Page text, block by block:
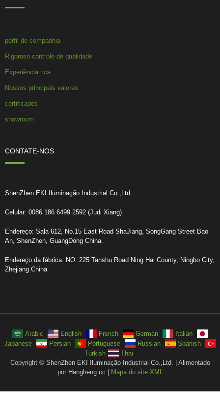
perfil de companhia
Rigoroso controle de qualidade
Experiência rica
Nossos principais valores
certificados
showroom
CONTATE-NOS
ShenZhen EKI Iluminação Industrial Co.,Ltd.
Celular: 0086 186 6499 2592 (Judi Xiang)
Endereço: Sala 612, No.15 East Road ShaJiang, SongGang Street Bao
An, ShenZhen, GuangDong China.
Endereço da fábrica: NO. 225 Tanshu Road Ning Hai County, Ningbo City,
Zhejiang China.
Arabic English French German
Italian
Japanese
Persian Portuguese Russian
Spanish
Turkish
Thai
Copyright © ShenZhen EKI Iluminação Industrial Co.,Ltd. | Alimentado
por Hangheng.cc |
Mapa do site XML